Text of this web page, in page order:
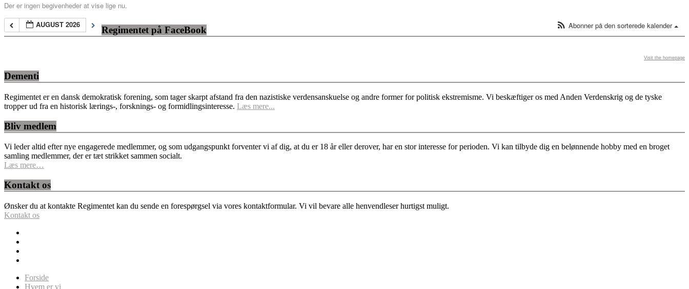
Der er ingen begivenheder at vise lige nu.
AUGUST 2026
Abonner på den sorterede kalender
Regimentet på FaceBook
Visit the homepage
Dementi
Regimentet er en dansk demokratisk forening, som tager skarpt afstand fra den nazistiske verdensanskuelse og andre former for politisk ekstremisme. Vi beskæftiger os med Anden Verdenskrig og de tyske
tropper ud fra en historisk lærings-, forsknings- og formidlingsinteresse. Læs mere...
Bliv medlem
Vi leder altid efter nye engagerede medlemmer, og som udgangspunkt forventer vi af dig, at du er 18 år eller derover, har en stor interesse for perioden. Vi kan tilbyde dig en belønnende hobby med en broget
samling medlemmer, der er tæt strikket sammen socialt.
Læs mere…
Kontakt os
Ønsker du at kontakte Regimentet kan du sende en forespørgsel via vores kontaktformular. Vi vil bevare alle henvendleser hurtigst muligt.
Kontakt os
Forside
Hvem er vi